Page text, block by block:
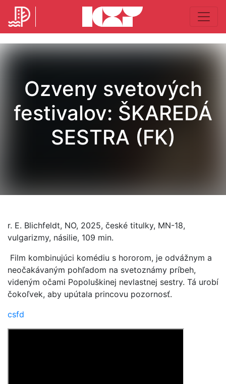
Ozveny svetových
festivalov: ŠKAREDÁ
SESTRA (FK)
r. E. Blichfeldt, NO, 2025, české titulky, MN-18,
vulgarizmy, násilie, 109 min.
Film kombinujúci komédiu s hororom, je odvážnym a
neočakávaným pohľadom na svetoznámy príbeh,
videným očami Popoluškinej nevlastnej sestry. Tá urobí
čokoľvek, aby upútala princovu pozornosť.
csfd